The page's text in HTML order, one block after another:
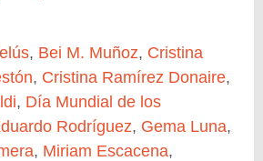
, Bei M. Muñoz, Cristina
, Cristina Ramírez Donaire,
, Día Mundial de los
Rodríguez, Gema Luna,
, Miriam Escacena,